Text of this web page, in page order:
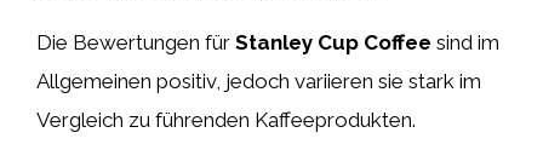
Die Bewertungen für Stanley Cup Coffee sind im
Allgemeinen positiv, jedoch variieren sie stark im
Vergleich zu führenden Kaffeeprodukten.